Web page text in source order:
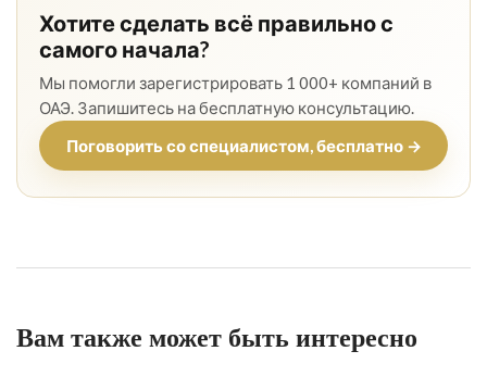
Хотите сделать всё правильно с
самого начала?
Мы помогли зарегистрировать 1 000+ компаний в
ОАЭ. Запишитесь на бесплатную консультацию.
Поговорить со специалистом, бесплатно →
Вам также может быть интересно